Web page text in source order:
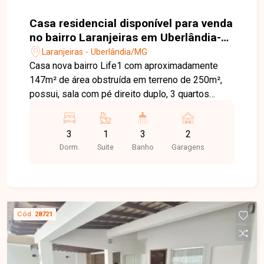
Casa residencial disponível para venda
no bairro Laranjeiras em Uberlândia-
MGLaranjeiras - Uberlândia/MG
Casa nova bairro Life1 com aproximadamente
147m² de área obstruída em terreno de 250m²,
possui, sala com pé direito duplo, 3 quartos
com bancadas em granito, porta em ACM, janelas
alumínio, área gourmet com churrasqueira, piso
em porcelanato, lavanderia, piso porcelanato e 2
disposição para esclarecer suas dúvidas e
auxiliar em todo o processo. Entre em contato
conosco pelo telefone ou WhatsApp no número
(34) 3230-9900 ou venha conhecer nosso
3
Dorm.
1
Suite
3
Banho
2
Garagens
Cód. 28721